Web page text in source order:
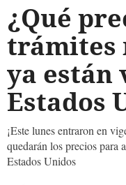
¿Qué
trámites
ya están
Estados
¡Este lunes entraron en
quedarán los precios para
Estados Unidos